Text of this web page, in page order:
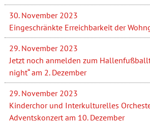
30. November 2023
Eingeschränkte Erreichbarkeit der
29. November 2023
Jetzt noch anmelden zum
night“ am 2. Dezember
29. November 2023
Kinderchor und Interkulturelles
Adventskonzert am 10. Dezember